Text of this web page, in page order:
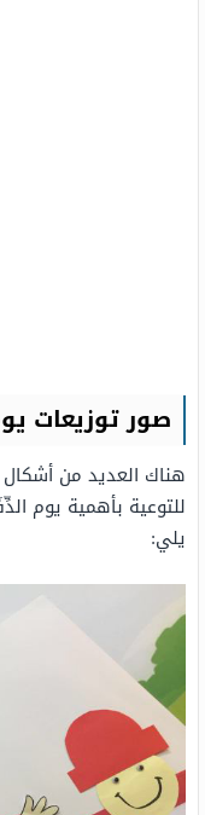
صور توزيعات
هناك العديد من أشكال
للتوعية بأهمية يوم
يلي: